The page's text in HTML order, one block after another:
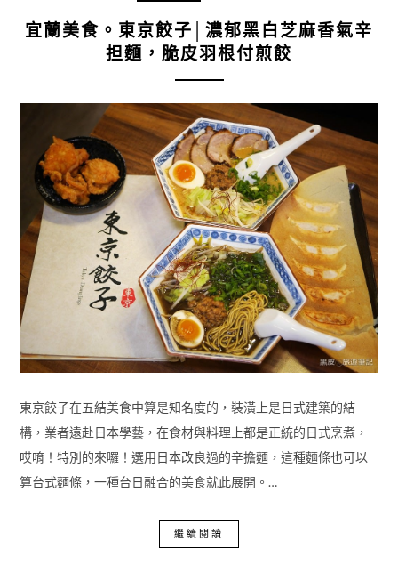
宜蘭美食。東京餃子│濃郁黑白芝麻香氣辛
担麵，脆皮羽根付煎餃
東京餃子在五結美食中算是知名度的，裝潢上是日式建築的結
構，業者遠赴日本學藝，在食材與料理上都是正統的日式烹煮，
哎唷！特別的來囉！選用日本改良過的辛擔麵，這種麵條也可以
算台式麵條，一種台日融合的美食就此展開。…
繼續閱讀